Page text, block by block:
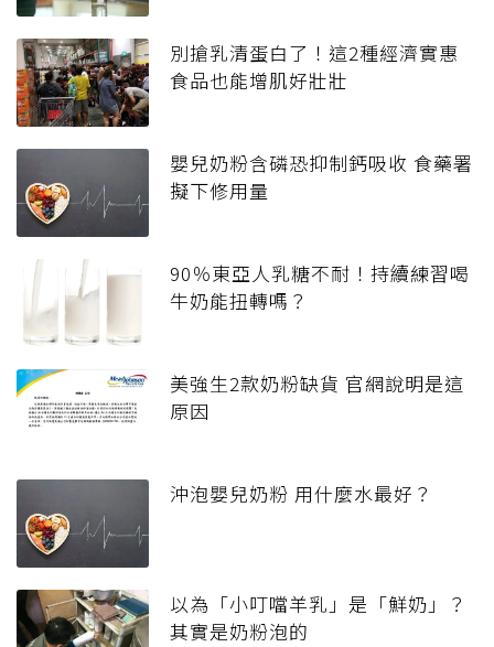
別搶乳清蛋白了！這2種經濟實惠
食品也能增肌好壯壯
嬰兒奶粉含磷恐抑制鈣吸收 食藥署
擬下修用量
90％東亞人乳糖不耐！持續練習喝
牛奶能扭轉嗎？
美強生2款奶粉缺貨 官網說明是這
原因
沖泡嬰兒奶粉 用什麼水最好？
以為「小叮噹羊乳」是「鮮奶」？
其實是奶粉泡的